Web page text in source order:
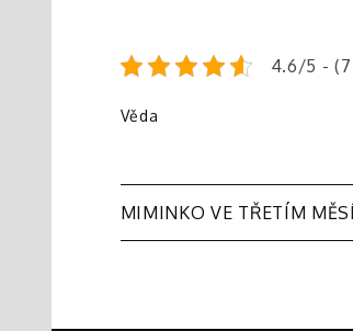
4.6/5 -
Věda
Navigace
MIMINKO VE TŘETÍM